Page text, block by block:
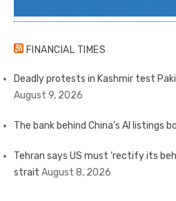
FINANCIAL TIMES
Deadly protests in Kashmir test
August 9, 2026
The bank behind China’s AI listings
Tehran says US must ‘rectify its
strait August 8, 2026